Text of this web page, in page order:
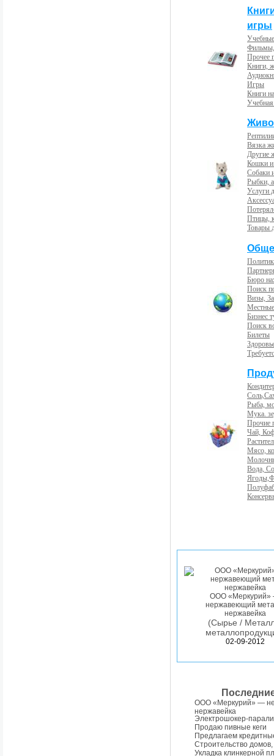
игры
Прочее
Книги,
Игры
Книги
Вязка
Другие
Кошки и
Собаки
Рыбки,
Услуги
Птицы,
Товары
Бюро
Поиск
Визы,
Бизнес
Поиск
Билеты
Рыба,
Мука.
Прочие
Чай,
Мясо,
Вода,
ООО
нержавеющий
нержавейка
(Сырье /
02-09-2012
ООО «Меркурий» —
нержавейка
Электрошокер-
Продаю пивные кеги
Предлагаем
Строительство
Укладка клинкерной